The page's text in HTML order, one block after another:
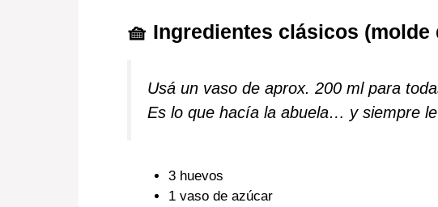
🧺 Ingredientes clásicos (molde
Usá un vaso de aprox. 200 ml para
Es lo que hacía la abuela… y siempre
3 huevos
1 vaso de azúcar